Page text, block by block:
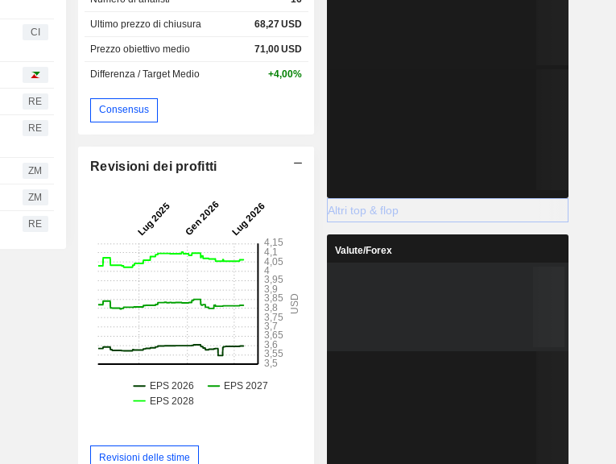
CI
RE
RE
ZM
ZM
RE
Ultimo prezzo di chiusura 68,27USD
Prezzo obiettivo medio 71,00USD
Differenza / Target Medio +4,00%
Consensus
Revisioni dei profitti
Revisioni delle stime
Altri top & flop
Valute/Forex